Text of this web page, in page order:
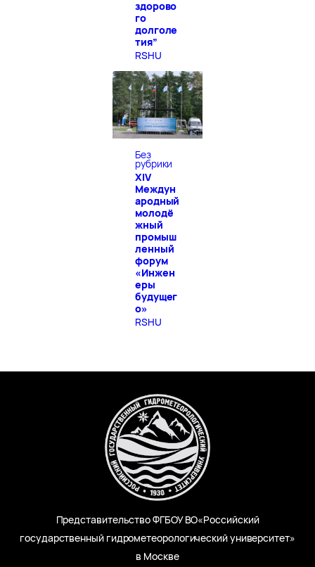
здорово
го
долголе
тия”
RSHU
Без
рубрики
XIV
Междун
ародный
молодё
жный
промыш
ленный
форум
«Инжен
еры
будущег
о»
RSHU
Представительство ФГБОУ ВО«Российский
государственный гидрометеорологический университет»
в Москве